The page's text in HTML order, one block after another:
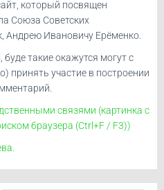
который посвящен
Союза Советских
Андрею Ивановичу Ерёменко.
такие окажутся могут с
принять участие в построении
связями (картинка с
браузера (Ctrl+F / F3))